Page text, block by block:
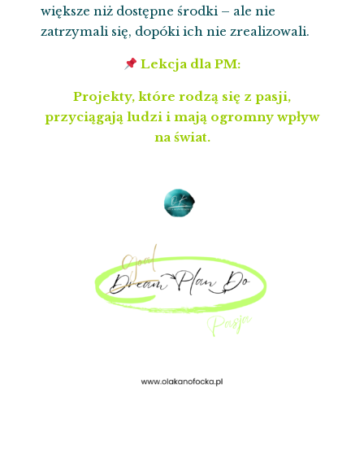
większe niż dostępne środki – ale nie
zatrzymali się, dopóki ich nie zrealizowali.
Lekcja dla PM:
Projekty, które rodzą się z pasji,
przyciągają ludzi i mają ogromny wpływ
na świat.